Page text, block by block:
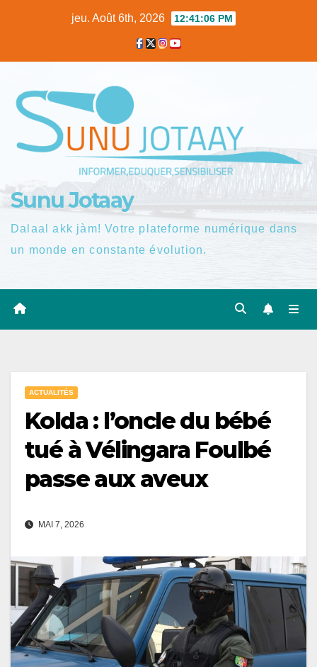
jeu. Août 6th, 2026 12:41:06 PM
Sunu Jotaay
Dalaal akk jàm! Votre plateforme numérique dans
un monde en constante évolution.
ACTUALITÉS
Kolda : l’oncle du bébé
tué à Vélingara Foulbé
passe aux aveux
MAI 7, 2026